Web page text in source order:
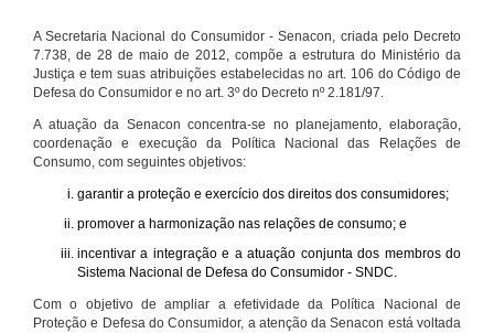
A Secretaria Nacional do Consumidor - Senacon, criada pelo Decreto
7.738, de 28 de maio de 2012, compõe a estrutura do Ministério da
Justiça e tem suas atribuições estabelecidas no art. 106 do Código de
Defesa do Consumidor e no art. 3º do Decreto nº 2.181/97.
A atuação da Senacon concentra-se no planejamento, elaboração,
coordenação e execução da Política Nacional das Relações de
Consumo, com seguintes objetivos:
garantir a proteção e exercício dos direitos dos consumidores;
promover a harmonização nas relações de consumo; e
incentivar a integração e a atuação conjunta dos membros do
Sistema Nacional de Defesa do Consumidor - SNDC.
Com o objetivo de ampliar a efetividade da Política Nacional de
Proteção e Defesa do Consumidor, a atenção da Senacon está voltada